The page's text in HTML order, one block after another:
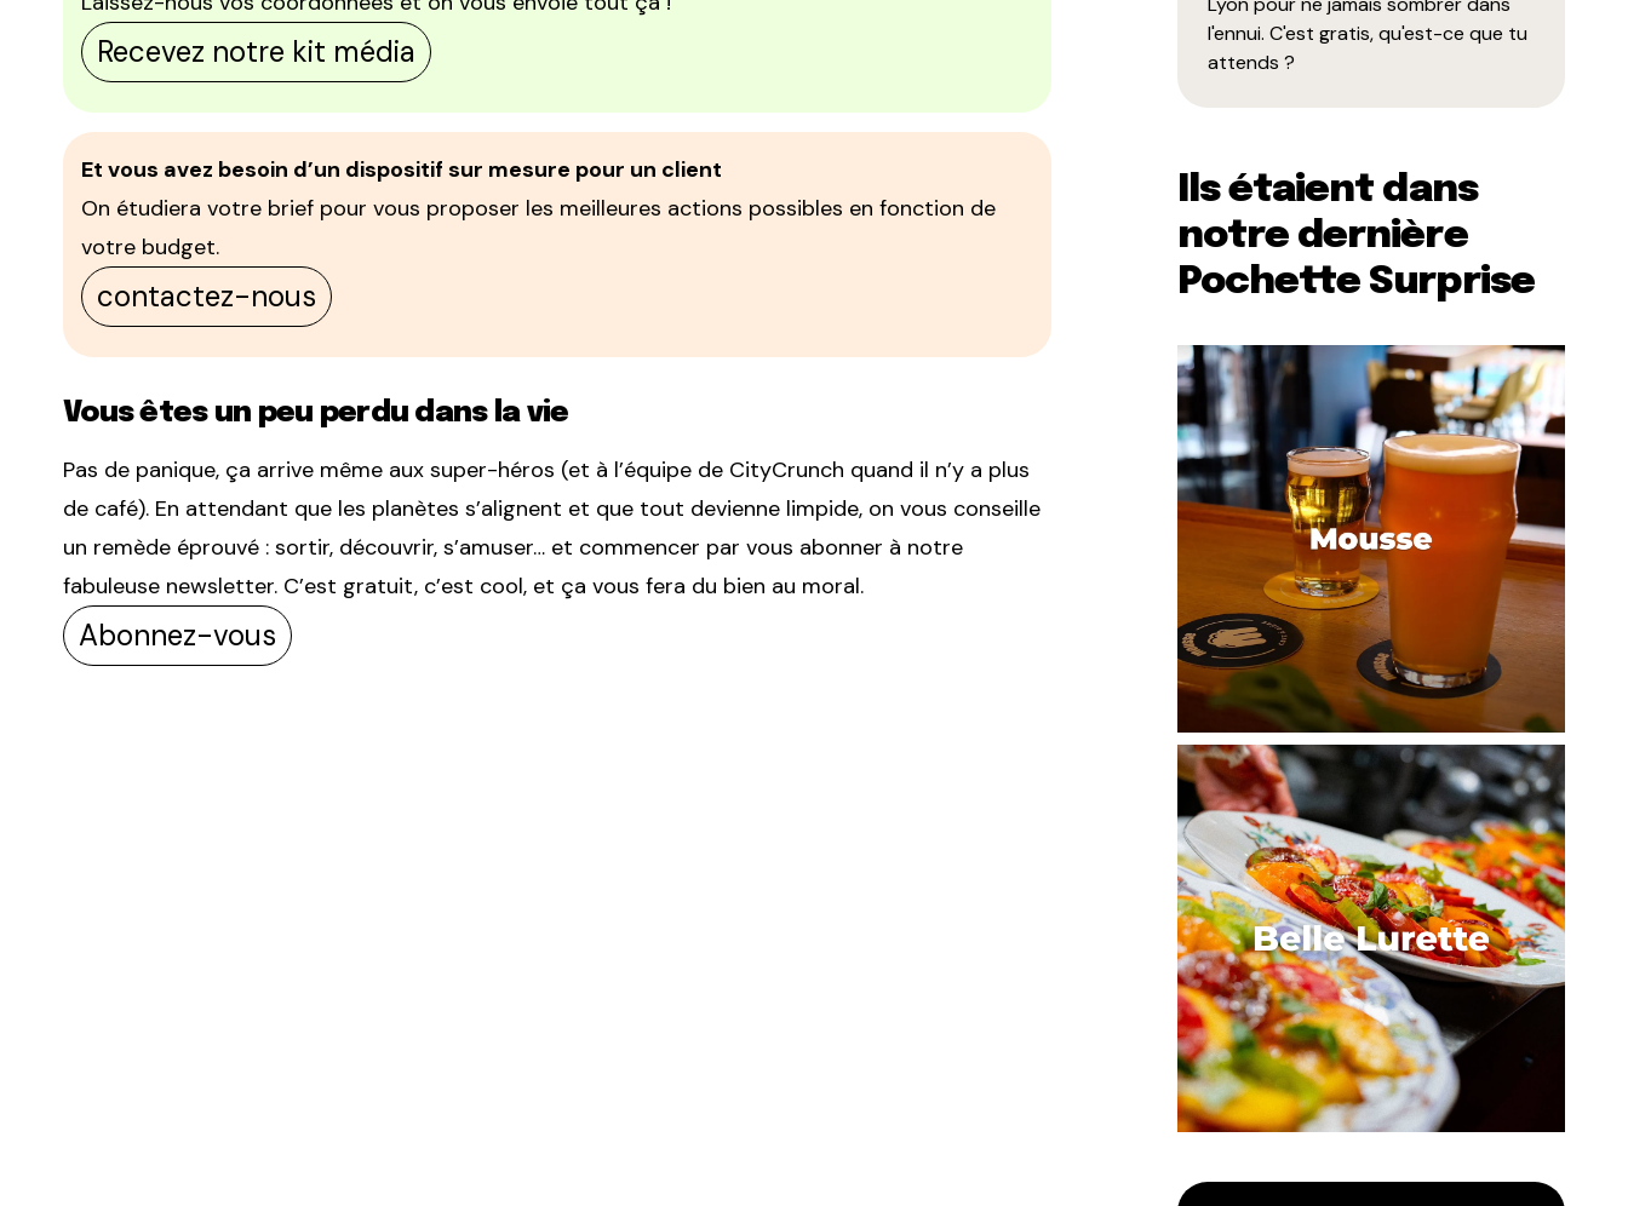
Recevez notre kit média
Et vous avez besoin d’un dispositif sur mesure pour un client
On étudiera votre brief pour vous proposer les meilleures actions possibles en fonction de
votre budget.
contactez-nous
Vous êtes un peu perdu dans la vie
Pas de panique, ça arrive même aux super-héros (et à l’équipe de CityCrunch quand il n’y a plus
de café). En attendant que les planètes s’alignent et que tout devienne limpide, on vous conseille
un remède éprouvé : sortir, découvrir, s’amuser… et commencer par vous abonner à notre
fabuleuse newsletter. C’est gratuit, c’est cool, et ça vous fera du bien au moral.
Abonnez-vous
l'ennui. C'est gratis, qu'est-ce que tu
attends ?
Ils étaient dans
notre dernière
Pochette Surprise